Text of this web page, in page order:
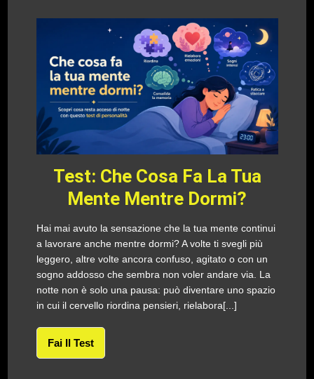
Test: Che Cosa Fa La Tua
Mente Mentre Dormi?
Hai mai avuto la sensazione che la tua mente continui
a lavorare anche mentre dormi? A volte ti svegli più
leggero, altre volte ancora confuso, agitato o con un
sogno addosso che sembra non voler andare via. La
notte non è solo una pausa: può diventare uno spazio
in cui il cervello riordina pensieri, rielabora[...]
Fai Il Test